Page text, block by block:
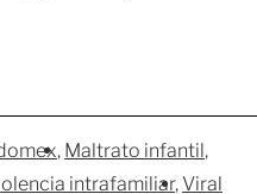
Maltrato infantil
intrafamiliar Viral